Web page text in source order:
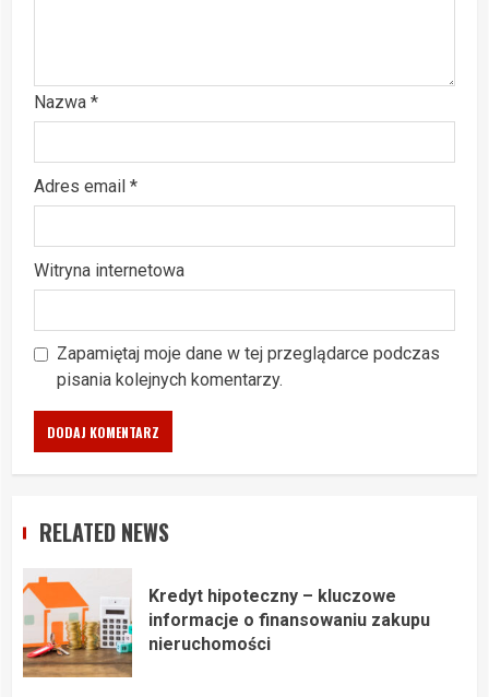
Nazwa *
Adres email *
Witryna internetowa
Zapamiętaj moje dane w tej przeglądarce podczas
pisania kolejnych komentarzy.
RELATED NEWS
Kredyt hipoteczny – kluczowe
informacje o finansowaniu zakupu
nieruchomości